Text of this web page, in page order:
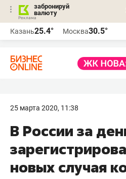
забронируй
валюту
Казань25.4° Москва30.5°
25 марта 2020, 11:38
​В России за
новых случая